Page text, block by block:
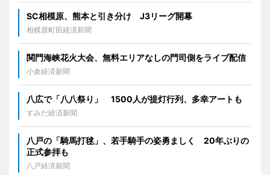
SC相模原、熊本と引き分け J3リーグ開幕
相模原町田経済新聞
関門海峡花火大会、無料エリアなしの門司側をライブ配信
小倉経済新聞
八広で「八八祭り」 1500人が提灯行列、多幸アートも
すみだ経済新聞
八戸の「騎馬打毬」、若手騎手の姿勇ましく 20年ぶりの
正式参拝も
八戸経済新聞